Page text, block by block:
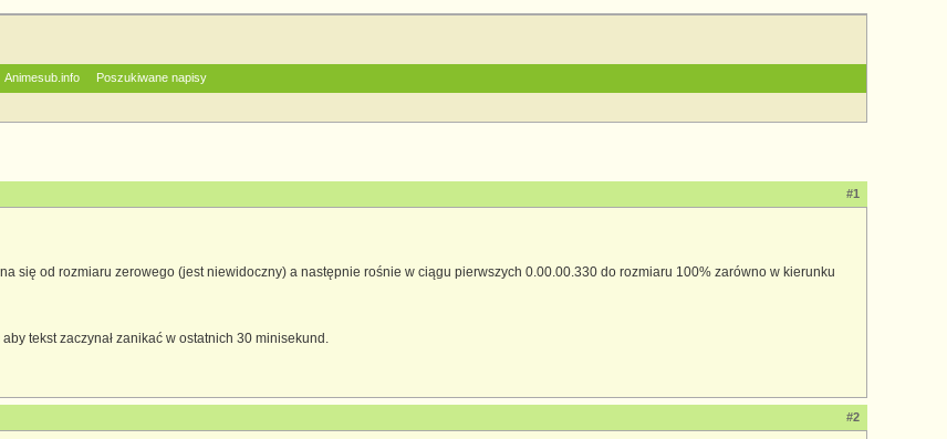
Animesub.info Poszukiwane napisy
#1
się od rozmiaru zerowego (jest niewidoczny) a następnie rośnie w ciągu pierwszych 0.00.00.330 do rozmiaru 100% zarówno w kierunku
tekst zaczynał zanikać w ostatnich 30 minisekund.
#2